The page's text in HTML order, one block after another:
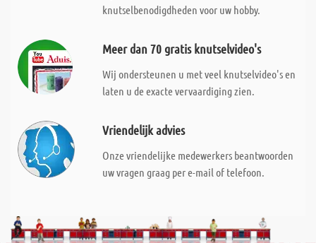
knutselbenodigdheden voor uw hobby.
Meer dan 70 gratis knutselvideo's
Wij ondersteunen u met veel knutselvideo's en
laten u de exacte vervaardiging zien.
Vriendelijk advies
Onze vriendelijke medewerkers beantwoorden
uw vragen graag per e-mail of telefoon.